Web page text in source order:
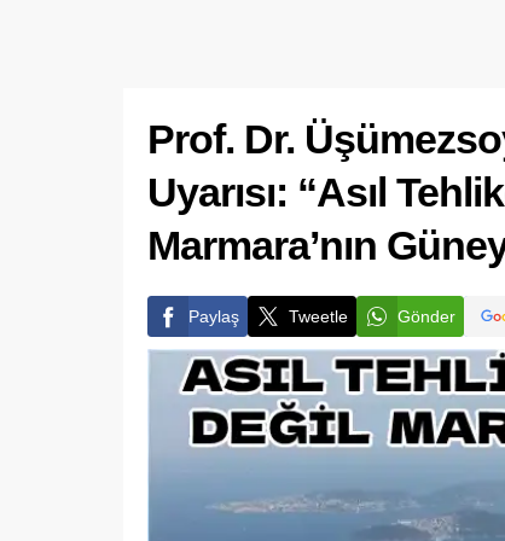
Prof. Dr.
Uyarısı: “Asıl
Marmara’nın
Paylaş Tweetle Gönder